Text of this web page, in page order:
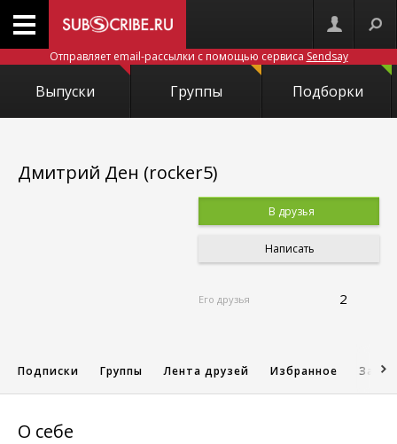
Отправляет email-рассылки с помощью сервиса Sendsay
Выпуски Группы Подборки
Дмитрий Ден (rocker5)
В друзья
Написать
Его друзья 2
Подписки Группы Лента друзей Избранное
О себе